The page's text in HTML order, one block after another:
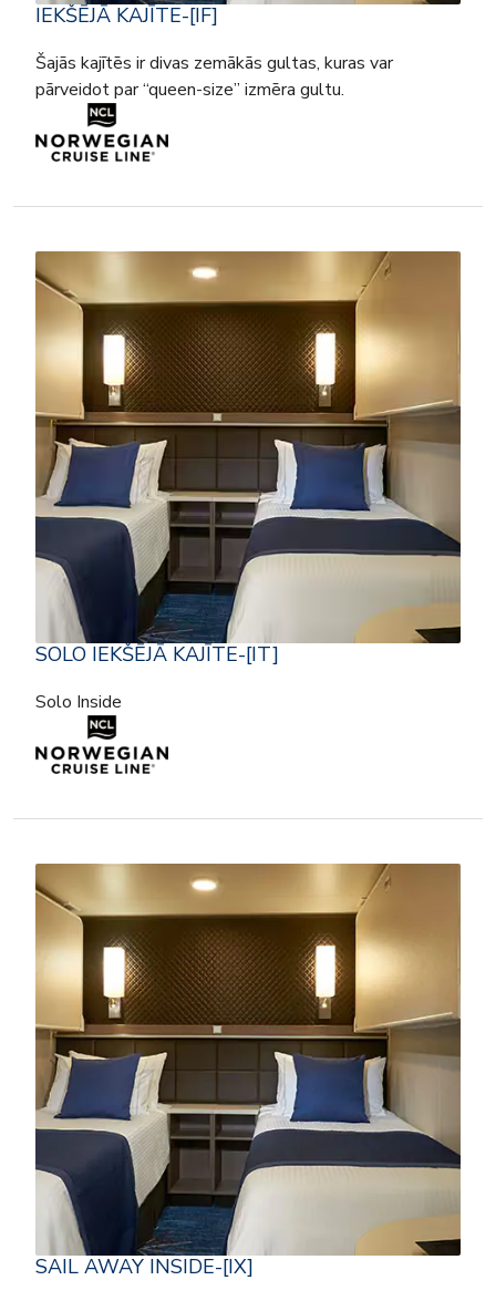
IEKŠĒJĀ KAJĪTE-[IF]
Šajās kajītēs ir divas zemākās gultas, kuras var
pārveidot par “queen-size” izmēra gultu.
SOLO IEKŠĒJĀ KAJĪTE-[IT]
Solo Inside
SAIL AWAY INSIDE-[IX]